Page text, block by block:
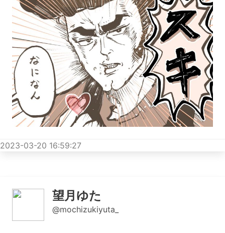
2023-03-20 16:59:27
望月ゆた
@mochizukiyuta_